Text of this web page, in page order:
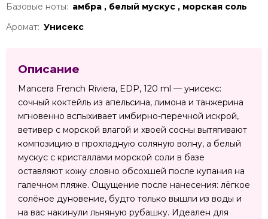
Базовые ноты: амбра , белый мускус , морская соль
Аромат: Унисекс
Описание
Mancera French Riviera, EDP, 120 ml — унисекс:
сочный коктейль из апельсина, лимона и танжерина
мгновенно вспыхивает имбирно-перечной искрой,
ветивер с морской влагой и хвоей сосны вытягивают
композицию в прохладную соляную волну, а белый
мускус с кристаллами морской соли в базе
оставляют кожу словно обсохшей после купания на
галечном пляже. Ощущение после нанесения: лёгкое
солёное дуновение, будто только вышли из воды и
на вас накинули льняную рубашку. Идеален для